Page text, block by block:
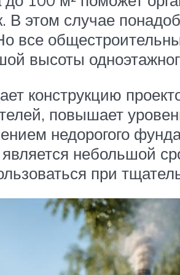
В этом случае
все
высоты
конструкцию
повышает
недорогого
небольшой
при